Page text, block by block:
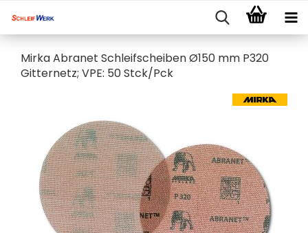
Mirka Abranet Schleifscheiben Ø150 mm P320
Gitternetz; VPE: 50 Stck/Pck